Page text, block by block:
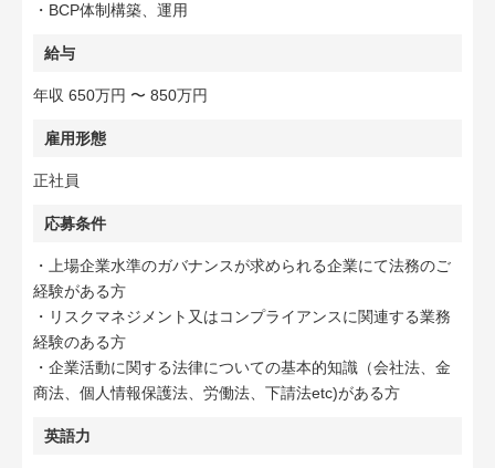
・BCP体制構築、運用
給与
年収 650万円 〜 850万円
雇用形態
正社員
応募条件
・上場企業水準のガバナンスが求められる企業にて法務のご
経験がある方
・リスクマネジメント又はコンプライアンスに関連する業務
経験のある方
・企業活動に関する法律についての基本的知識（会社法、金
商法、個人情報保護法、労働法、下請法etc)がある方
英語力